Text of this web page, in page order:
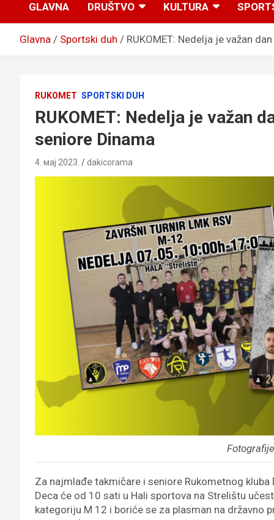
GLAVNA DRUŠTVO KULTURA
Glavna Sportski duh RUKOMET: Nedelja je važan
RUKOMET SPORTSKI DUH
RUKOMET: Nedelja je važan
seniore Dinama
4. мај 2023. dakicorama
Za najmlađe takmičare i seniore Rukometnog kluba
Deca će od 10 sati u Hali sportova na Strelištu
kategoriju M 12 i boriće se za plasman na državno